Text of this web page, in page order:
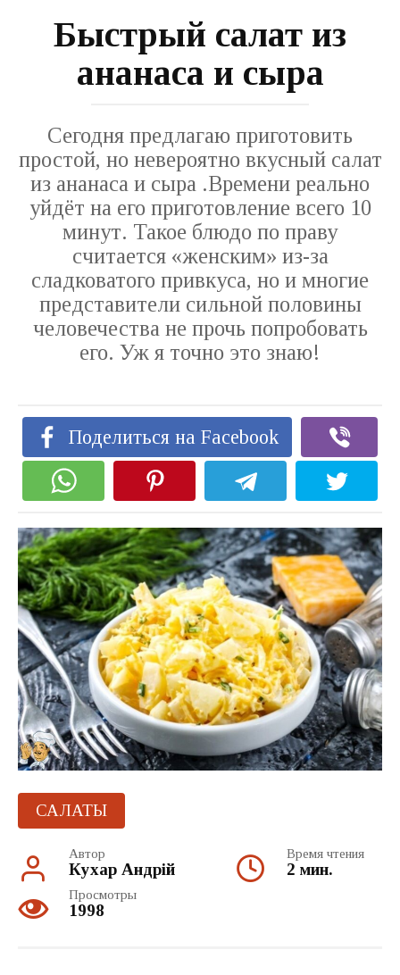
Быстрый салат из
ананаса и сыра
Сегодня предлагаю приготовить
простой, но невероятно вкусный салат
из ананаса и сыра .Времени реально
уйдёт на его приготовление всего 10
минут. Такое блюдо по праву
считается «женским» из-за
сладковатого привкуса, но и многие
представители сильной половины
человечества не прочь попробовать
его. Уж я точно это знаю!
Поделиться на Facebook
САЛАТЫ
Автор
Кухар Андрій
Время чтения
2 мин.
Просмотры
1998